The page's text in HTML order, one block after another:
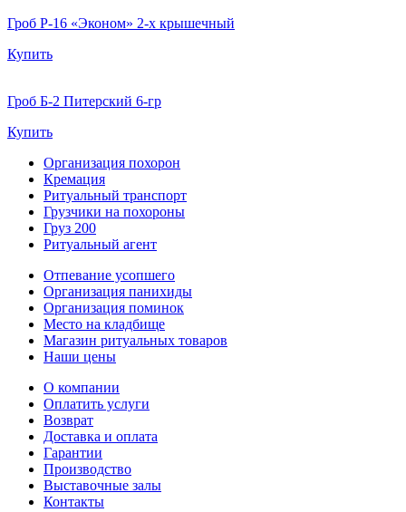
Гроб Р-16 «Эконом» 2-х крышечный
Купить
Гроб Б-2 Питерский 6-гр
Купить
Организация похорон
Кремация
Ритуальный транспорт
Грузчики на похороны
Груз 200
Ритуальный агент
Отпевание усопшего
Организация панихиды
Организация поминок
Место на кладбище
Магазин ритуальных товаров
Наши цены
О компании
Оплатить услуги
Возврат
Доставка и оплата
Гарантии
Производство
Выставочные залы
Контакты